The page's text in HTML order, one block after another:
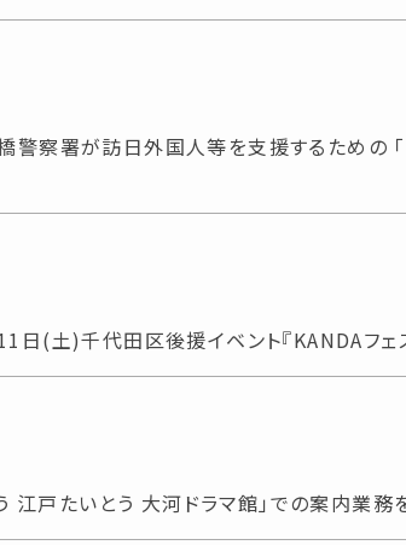
察署が訪日外国人等を支援するための
日(土)千代田区後援イベント『KANDAフェ
う 江戸たいとう 大河ドラマ館」での案内業